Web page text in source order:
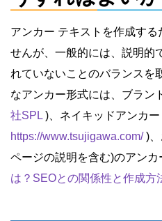
アンカー テキストを作成する
せんが、一般的には、説明的
れていないことのバランスを
なアンカー形式には、ブラン
社SPL )、ネイキッドアンカー
https://www.tsujigawa.com/)、
ページの説明を含む)のアンカ
は？SEOとの関係性と作成方